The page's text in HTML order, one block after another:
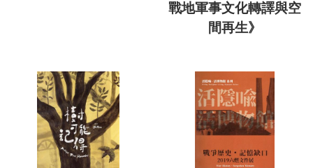
戰地軍事文化轉譯與空
間再生》